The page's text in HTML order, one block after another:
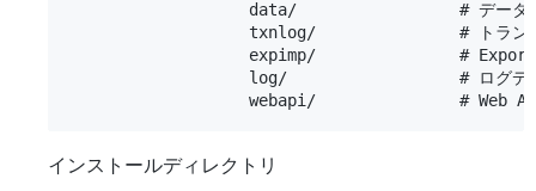
data/                 # データフ
txnlog/               # トラン
expimp/               #
log/                  # ログデ
インストールディレクトリ